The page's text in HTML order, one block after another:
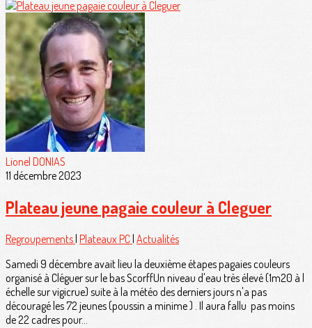
Lionel DONIAS
11 décembre 2023
Plateau jeune pagaie couleur à Cleguer
Regroupements | Plateaux PC | Actualités
Samedi 9 décembre avait lieu la deuxième étapes pagaies couleurs
organisé à Cléguer sur le bas ScorffUn niveau d'eau très élevé (1m20 à l
échelle sur vigicrue) suite à la météo des derniers jours n'a pas
découragé les 72 jeunes (poussin a minime ) . Il aura fallu pas moins
de 22 cadres pour...